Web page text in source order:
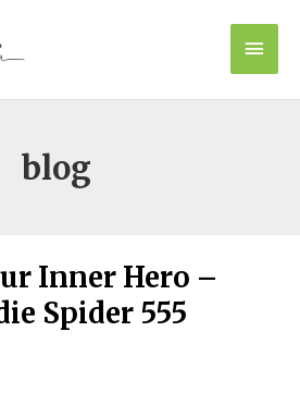
blog
Inner Hero –
Spider 555